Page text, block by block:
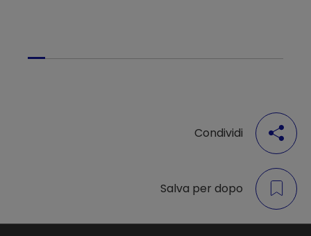
Condividi
Salva per dopo